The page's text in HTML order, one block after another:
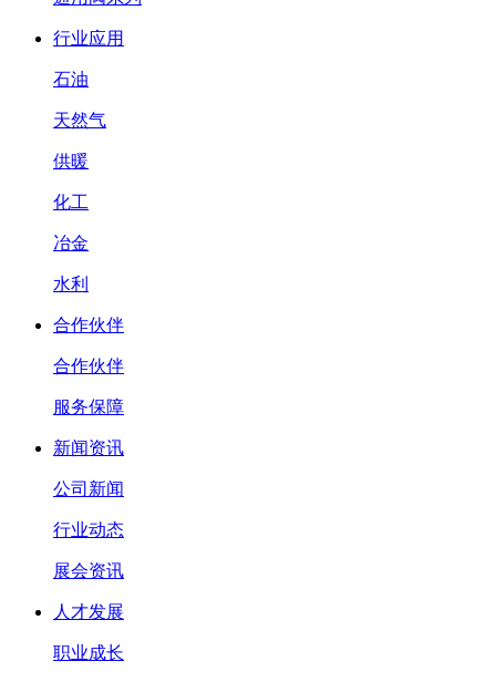
行业应用
石油
天然气
供暖
化工
冶金
水利
合作伙伴
合作伙伴
服务保障
新闻资讯
公司新闻
行业动态
展会资讯
人才发展
职业成长